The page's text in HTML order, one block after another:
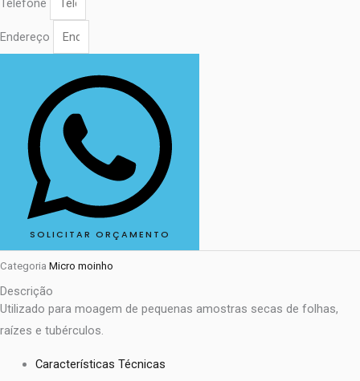
Telefone
Endereço
SOLICITAR ORÇAMENTO
Categoria Micro moinho
Descrição
Utilizado para moagem de pequenas amostras secas de folhas,
raízes e tubérculos.
Características Técnicas